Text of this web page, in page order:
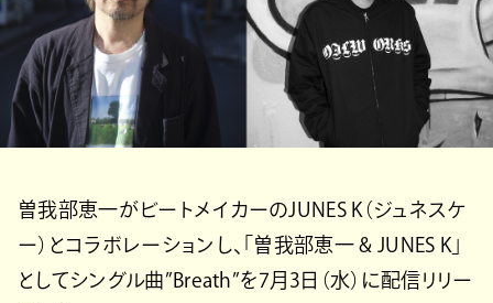
曽我部恵一がビートメイカーのJUNES K（ジュネスケ
ー）とコラボレーションし、「曽我部恵一 & JUNES K」
としてシングル曲”Breath”を7月3日（水）に配信リリー